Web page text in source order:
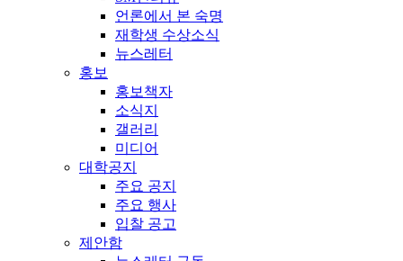
언론에서 본 숙명
재학생 수상소식
뉴스레터
홍보
홍보책자
소식지
갤러리
미디어
대학공지
주요 공지
주요 행사
입찰 공고
제안함